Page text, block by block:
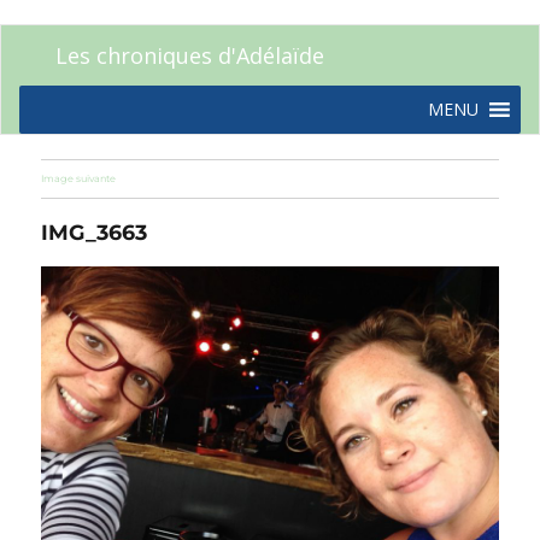
Les chroniques d'Adélaïde
MENU
Image suivante
IMG_3663